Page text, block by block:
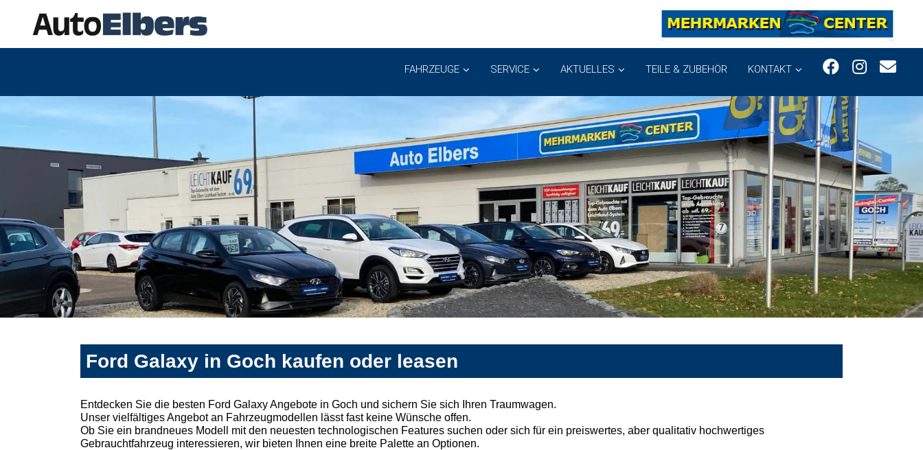
FAHRZEUGE SERVICE AKTUELLES TEILE & ZUBEHÖR KONTAKT
Ford Galaxy in Goch kaufen oder leasen
Entdecken Sie die besten Ford Galaxy Angebote in Goch und sichern Sie sich Ihren Traumwagen.
Unser vielfältiges Angebot an Fahrzeugmodellen lässt fast keine Wünsche offen.
Ob Sie ein brandneues Modell mit den neuesten technologischen Features suchen oder sich für ein preiswertes, aber qualitativ hochwertiges
Gebrauchtfahrzeug interessieren, wir bieten Ihnen eine breite Palette an Optionen.